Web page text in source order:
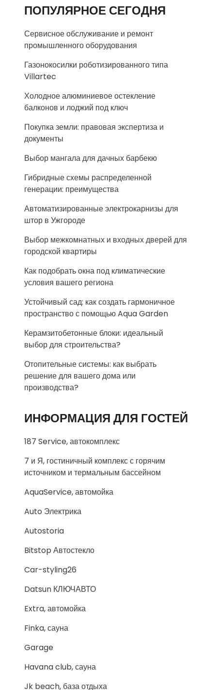
ПОПУЛЯРНОЕ СЕГОДНЯ
Сервисное обслуживание и ремонт
промышленного оборудования
Газонокосилки роботизированного типа
Villartec
Холодное алюминиевое остекление
балконов и лоджий под ключ
Покупка земли: правовая экспертиза и
документы
Выбор мангала для дачных барбекю
Гибридные схемы распределенной
генерации: преимущества
Автоматизированные электрокарнизы для
штор в Ужгороде
Выбор межкомнатных и входных дверей для
городской квартиры
Как подобрать окна под климатические
условия вашего региона
Устойчивый сад: как создать гармоничное
пространство с помощью Aqua Garden
Керамзитобетонные блоки: идеальный
выбор для строительства?
Отопительные системы: как выбрать
решение для вашего дома или
производства?
ИНФОРМАЦИЯ ДЛЯ ГОСТЕЙ
187 Service, автокомплекс
7 и Я, гостиничный комплекс с горячим
источником и термальным бассейном
AquaService, автомойка
Auto Электрика
Autostoria
Bitstop Автостекло
Car-styling26
Datsun КЛЮЧАВТО
Extra, автомойка
Finka, сауна
Garage
Havana club, сауна
Jk beach, база отдыха